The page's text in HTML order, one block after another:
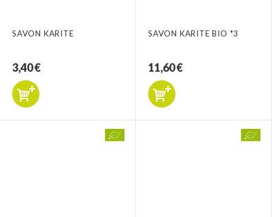
SAVON KARITE
3,40 €
SAVON KARITE BIO *3
11,60 €